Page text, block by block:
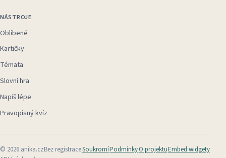
NÁSTROJE
Oblíbené
Kartičky
Témata
Slovní hra
Napiš lépe
Pravopisný kvíz
© 2026 anika.czBez registraceSoukromíPodmínkyO projektuEmbed widgety